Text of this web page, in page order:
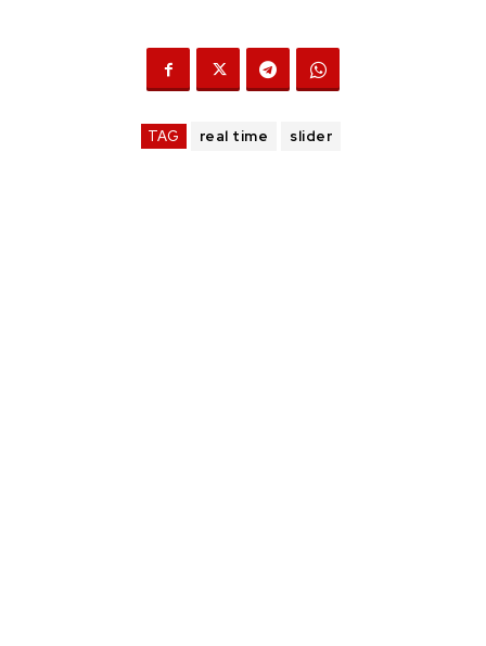
TAG real time slider